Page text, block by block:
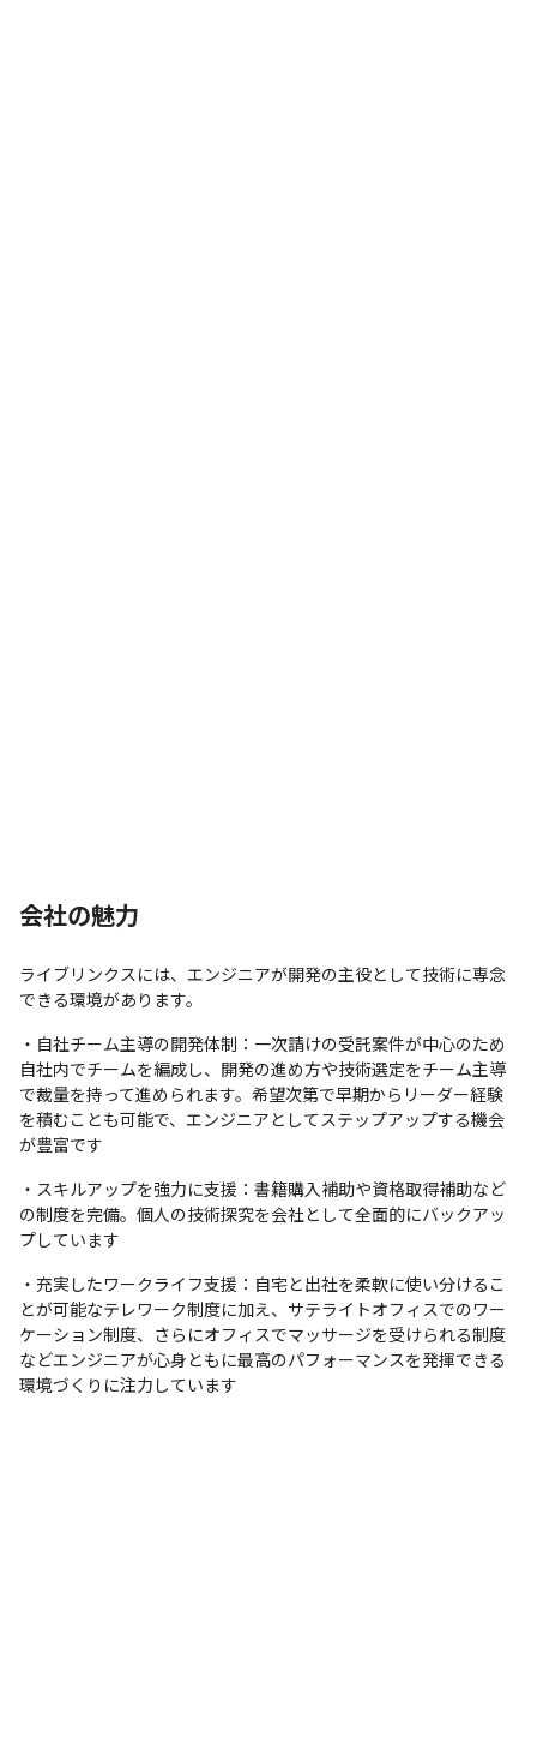
会社の魅力
ライブリンクスには、エンジニアが開発の主役として技術に専念
できる環境があります。
・自社チーム主導の開発体制：一次請けの受託案件が中心のため
自社内でチームを編成し、開発の進め方や技術選定をチーム主導
で裁量を持って進められます。希望次第で早期からリーダー経験
を積むことも可能で、エンジニアとしてステップアップする機会
が豊富です
・スキルアップを強力に支援：書籍購入補助や資格取得補助など
の制度を完備。個人の技術探究を会社として全面的にバックアッ
プしています
・充実したワークライフ支援：自宅と出社を柔軟に使い分けるこ
とが可能なテレワーク制度に加え、サテライトオフィスでのワー
ケーション制度、さらにオフィスでマッサージを受けられる制度
などエンジニアが心身ともに最高のパフォーマンスを発揮できる
環境づくりに注力しています